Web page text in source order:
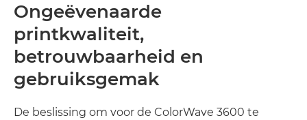
Ongeëvenaarde
printkwaliteit,
betrouwbaarheid en
gebruiksgemak
De beslissing om voor de ColorWave 3600 te